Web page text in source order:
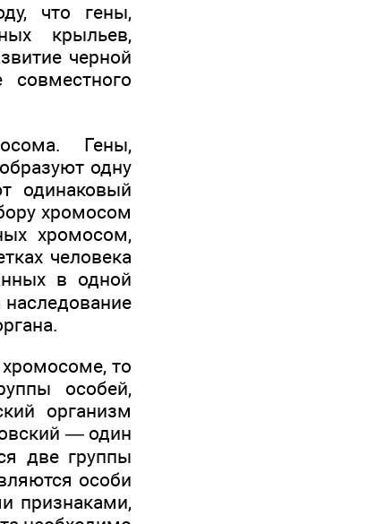
что гены,
крыльев,
черной
Гены,
одну
одинаковый
хромосом
хромосом,
человека
в одной
то
особей,
организм
— один
две группы
особи
признаками,